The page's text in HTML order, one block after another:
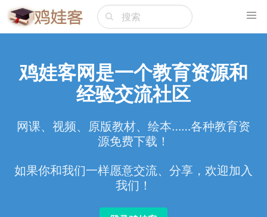
鸡娃客网是一个教育资源和
经验交流社区
网课、视频、原版教材、绘本……各种教育资
源免费下载！
如果你和我们一样愿意交流、分享，欢迎加入
我们！